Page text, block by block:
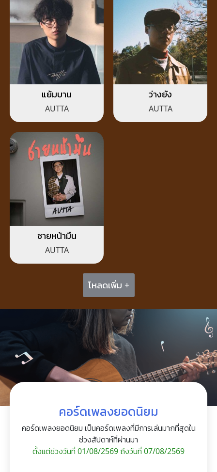
แย้มบาน
AUTTA
ว่างยัง
AUTTA
ชายหน้ามึน
AUTTA
โหลดเพิ่ม +
คอร์ดเพลงยอดนิยม
คอร์ดเพลงยอดนิยม เป็นคอร์ดเพลงที่มีการเล่นมากที่สุดใน
ช่วงสัปดาห์ที่ผ่านมา
ตั้งแต่ช่วงวันที่ 01/08/2569 ถึงวันที่ 07/08/2569